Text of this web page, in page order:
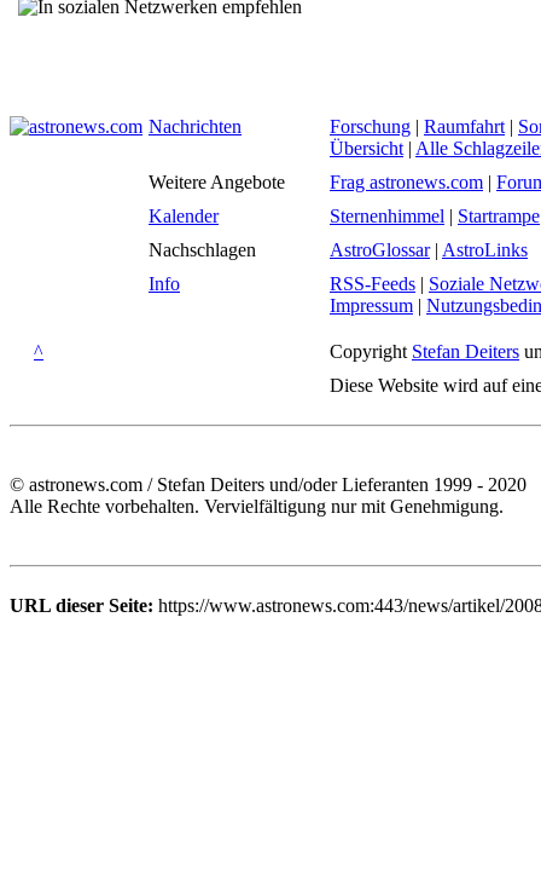
Nachrichten Forschung | Raumfahrt |
Übersicht | Alle
Weitere Angebote
Frag astronews.com |
Kalender
Sternenhimmel | Startrampe
Nachschlagen
AstroGlossar| AstroLinks
Info
RSS-Feeds | Soziale
Impressum |
^ Copyright Stefan Deiters
Diese Website wird auf
© astronews.com / Stefan Deiters und/oder Lieferanten 1999 - 2020
Alle Rechte vorbehalten. Vervielfältigung nur mit Genehmigung.
URL dieser Seite: https://www.astronews.com:443/news/artikel/